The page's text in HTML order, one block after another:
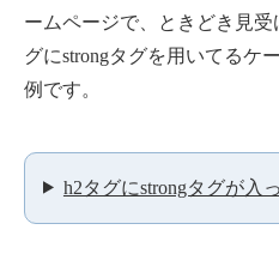
ームページで、ときどき見
グにstrongタグを用いてるケ
例です。
h2タグにstrongタグが入